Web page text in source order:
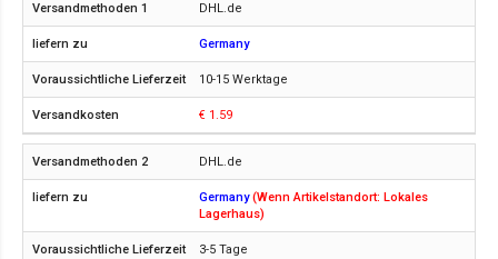
DHL.de
Germany
10-15 Werktage
€ 1.59
DHL.de
Germany(Wenn Artikelstandort: Lokales
Lagerhaus)
3-5 Tage